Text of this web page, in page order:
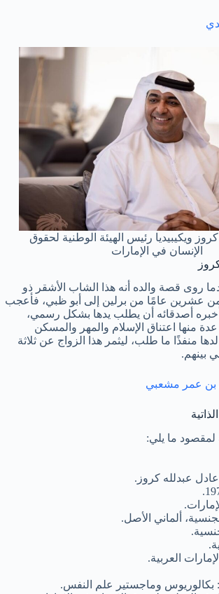
ويكيبيديا رئيس الهيئة الوطنية لحقوق
الإنسان في الإمارات
روى قصة والده أنه هذا الشاب الأشقر ذو
من عشرين عامًا من برلين إلى أبو ظبي، فأعجب
أصدقائه أن يطلب يدها بشكل رسمي،
منها اعتناق الإسلام والمهر والمسكن
منفذًا ما طلب، ليثمر هذا الزواج عن ثلاثة
بينهم.
بن عمر مشعبي
لمقصود ما يلي:
عبدلله كروز.
ألماني الأصل.
العربية.
بكالوريوس وماجستير علم النفس.